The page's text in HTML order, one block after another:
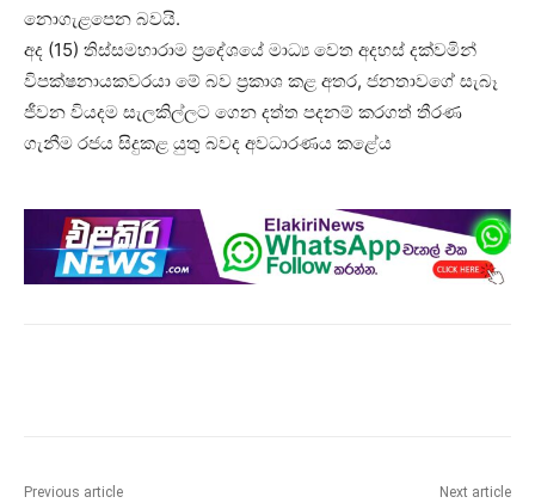
නොගැළපෙන බවයි.
අද (15) තිස්සමහාරාම ප්‍රදේශයේ මාධ්‍ය වෙත අදහස් දක්වමින්
විපක්ෂනායකවරයා මේ බව ප්‍රකාශ කළ අතර, ජනතාවගේ සැබෑ
ජීවන වියදම සැලකිල්ලට ගෙන දත්ත පදනම් කරගත් තීරණ
ගැනීම රජය සිදුකළ යුතු බවද අවධාරණය කළේය
Previous article Next article